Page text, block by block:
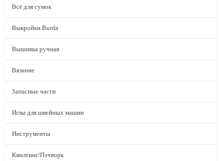
Всё для сумок
Выкройки Burda
Вышивка ручная
Вязание
Запасные части
Иглы для швейных машин
Инструменты
Квилтинг/Пэчворк